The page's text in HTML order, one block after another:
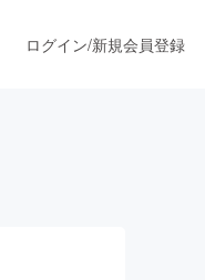
ログイン/新規会員登録